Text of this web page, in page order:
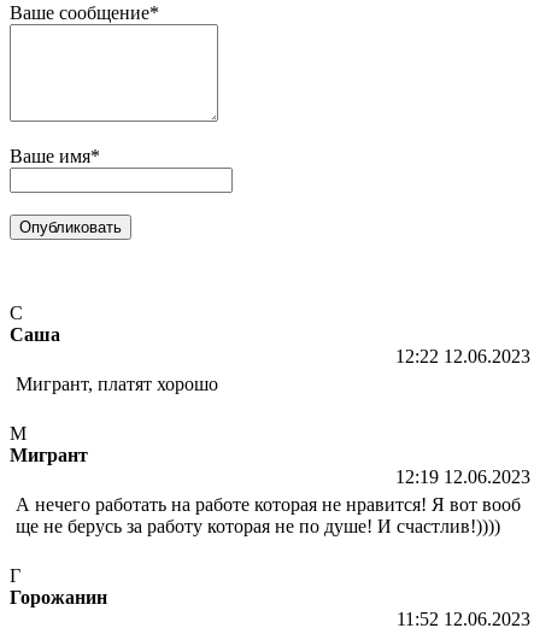
Ваше сообщение*
Ваше имя*
С
Саша
12:22 12.06.2023
Мигрант, платят хорошо
М
Мигрант
12:19 12.06.2023
А нечего работать на работе которая не нравится! Я вот вооб
ще не берусь за работу которая не по душе! И счастлив!))))
Г
Горожанин
11:52 12.06.2023